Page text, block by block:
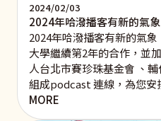
2024/02/03
2024年哈潑播客有新的氣象
2024年哈潑播客有新的氣
大學繼續第2年的合作，並
人台北市賽珍珠基金會 、
組成podcast 連線，為您安
MORE